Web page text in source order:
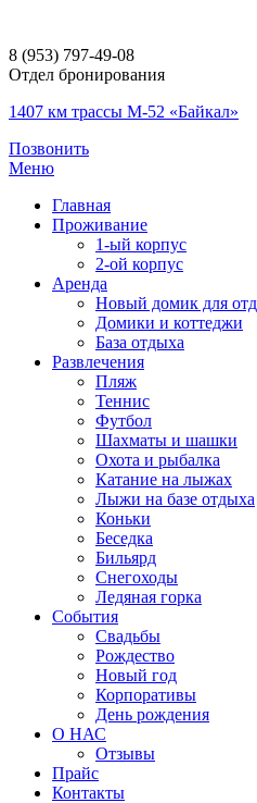
8 (953) 797-49-08
Отдел бронирования
1407 км трассы М-52 «Байкал»
Позвонить
Меню
Главная
Проживание
1-ый корпус
2-ой корпус
Аренда
Новый домик для
Домики и коттеджи
База отдыха
Развлечения
Пляж
Теннис
Футбол
Шахматы и шашки
Охота и рыбалка
Катание на лыжах
Лыжи на базе отдыха
Коньки
Беседка
Бильярд
Снегоходы
Ледяная горка
События
Свадьбы
Рождество
Новый год
Корпоративы
День рождения
О НАС
Отзывы
Прайс
Контакты